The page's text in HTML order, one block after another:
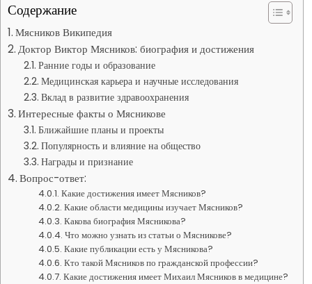
Содержание
Мясников Википедия
Доктор Виктор Мясников: биография и достижения
Ранние годы и образование
Медицинская карьера и научные исследования
Вклад в развитие здравоохранения
Интересные факты о Мясникове
Ближайшие планы и проекты
Популярность и влияние на общество
Награды и признание
Вопрос-ответ:
Какие достижения имеет Мясников?
Какие области медицины изучает Мясников?
Какова биография Мясникова?
Что можно узнать из статьи о Мясникове?
Какие публикации есть у Мясникова?
Кто такой Мясников по гражданской профессии?
Какие достижения имеет Михаил Мясников в медицине?